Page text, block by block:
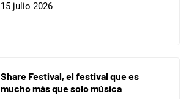
15 julio 2026
Share Festival, el festival que es
mucho más que solo música